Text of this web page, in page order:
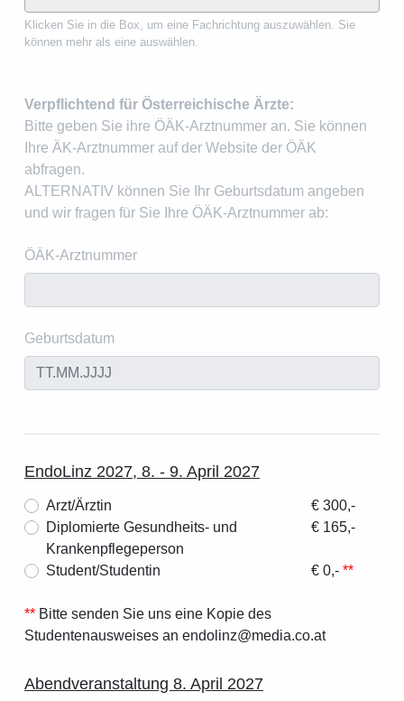
Klicken Sie in die Box, um eine Fachrichtung auszuwählen. Sie
können mehr als eine auswählen.
Verpflichtend für Österreichische Ärzte:
Bitte geben Sie ihre ÖÄK-Arztnummer an. Sie können
Ihre ÄK-Arztnummer auf der Website der ÖÄK
abfragen.
ALTERNATIV können Sie Ihr Geburtsdatum angeben
und wir fragen für Sie Ihre ÖÄK-Arztnummer ab:
ÖÄK-Arztnummer
Geburtsdatum
EndoLinz 2027, 8. - 9. April 2027
Arzt/Ärztin
€ 300,-
Diplomierte Gesundheits- und
Krankenpflegeperson
€ 165,-
Student/Studentin € 0,-**
**Bitte senden Sie uns eine Kopie des
Studentenausweises an
ndol inz dia co at
Abendveranstaltung 8. April 2027